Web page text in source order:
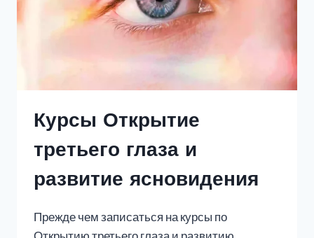
Курсы Открытие
третьего глаза и
развитие ясновидения
Прежде чем записаться на курсы по